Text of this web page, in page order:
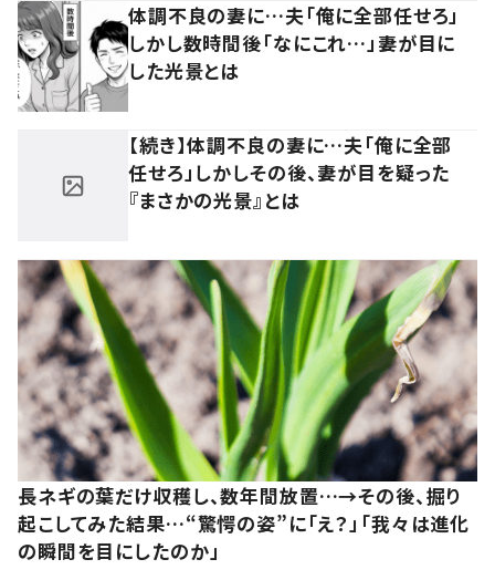
体調不良の妻に…夫「俺に全部任せろ」
しかし数時間後「なにこれ…」妻が目に
した光景とは
【続き】体調不良の妻に…夫「俺に全部
任せろ」しかしその後、妻が目を疑った
『まさかの光景』とは
長ネギの葉だけ収穫し、数年間放置…→その後、掘り
起こしてみた結果…“驚愕の姿”に「え？」「我々は進化
の瞬間を目にしたのか」